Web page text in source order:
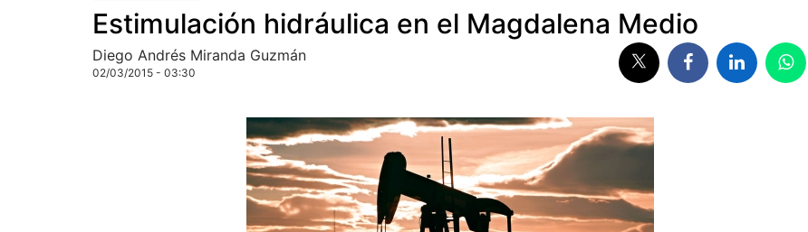
Estimulación hidráulica en el Magdalena Medio
Diego Andrés Miranda Guzmán
02/03/2015 - 03:30